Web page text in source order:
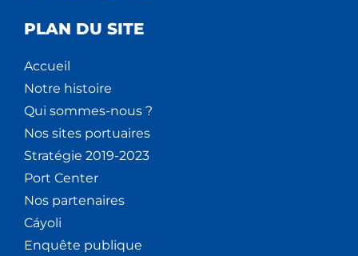
PLAN DU SITE
Accueil
Notre histoire
Qui sommes-nous ?
Nos sites portuaires
Stratégie 2019-2023
Port Center
Nos partenaires
Cáyoli
Enquête publique